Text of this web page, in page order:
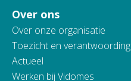
Over ons
Over onze organisatie
Toezicht en verantwoording
Actueel
Werken bij Vidomes